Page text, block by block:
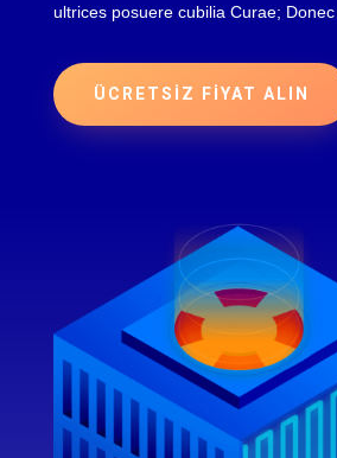
ultrices posuere cubilia Curae;
ÜCRETSİZ FİYAT ALIN